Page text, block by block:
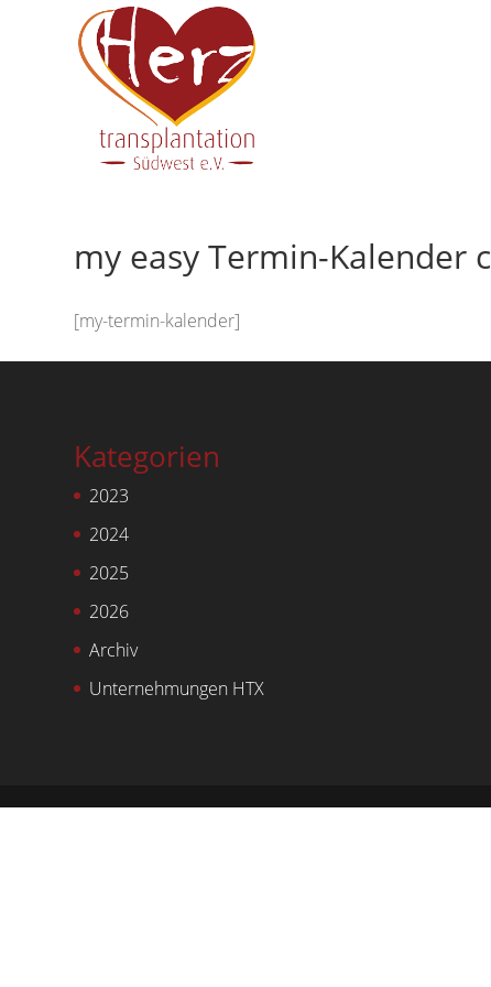
my easy Termin-Kalender
[my-termin-kalender]
Kategorien
2023
2024
2025
2026
Archiv
Unternehmungen HTX